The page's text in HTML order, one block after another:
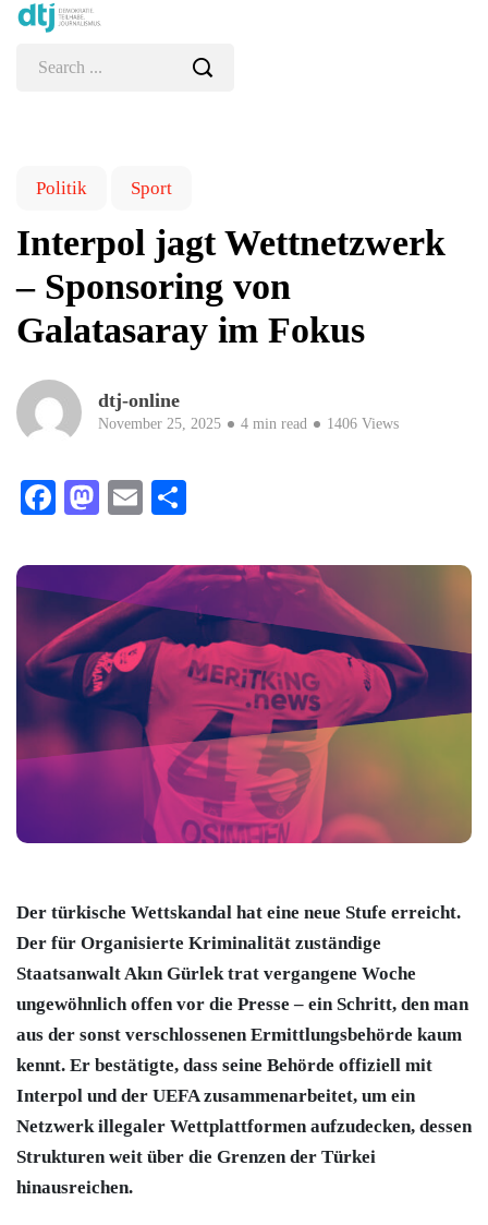
Politik Sport
Interpol jagt Wettnetzwerk
– Sponsoring von
Galatasaray im Fokus
dtj-online
November 25, 2025 4 min read 1406 Views
Facebook
Mastodon
Email
Der türkische Wettskandal hat eine neue Stufe erreicht.
Der für Organisierte Kriminalität zuständige
Staatsanwalt Akın Gürlek trat vergangene Woche
ungewöhnlich offen vor die Presse – ein Schritt, den man
aus der sonst verschlossenen Ermittlungsbehörde kaum
kennt. Er bestätigte, dass seine Behörde offiziell mit
Interpol und der UEFA zusammenarbeitet, um ein
Netzwerk illegaler Wettplattformen aufzudecken, dessen
Strukturen weit über die Grenzen der Türkei
hinausreichen.